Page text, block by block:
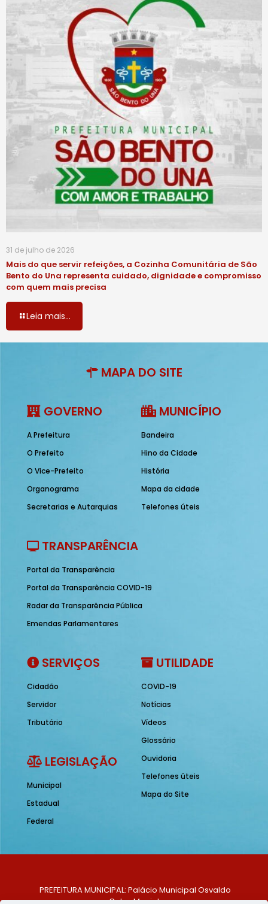
31 de julho de 2026
Mais do que servir refeições, a Cozinha Comunitária de São
Bento do Una representa cuidado, dignidade e compromisso
com quem mais precisa
Leia mais...
MAPA DO SITE
GOVERNO
A Prefeitura
O Prefeito
O Vice-Prefeito
Organograma
Secretarias e Autarquias
MUNICÍPIO
Bandeira
Hino da Cidade
História
Mapa da cidade
Telefones úteis
TRANSPARÊNCIA
Portal da Transparência
Portal da Transparência COVID-19
Radar da Transparência Pública
Emendas Parlamentares
SERVIÇOS
Cidadão
Servidor
Tributário
LEGISLAÇÃO
Municipal
Estadual
Federal
UTILIDADE
COVID-19
Notícias
Vídeos
Glossário
Ouvidoria
Telefones úteis
Mapa do Site
PREFEITURA MUNICIPAL: Palácio Municipal Osvaldo
Celso Maciel